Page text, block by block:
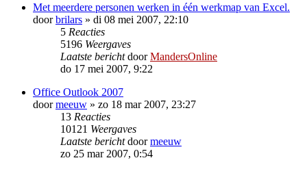
Met meerdere personen werken in één werkmap van Excel.
doorbrilars » di 08 mei 2007, 22:10
5 Reacties
5196 Weergaves
Laatste berichtdoorMandersOnline
do 17 mei 2007, 9:22
Office Outlook 2007
doormeeuw » zo 18 mar 2007, 23:27
13 Reacties
10121 Weergaves
Laatste berichtdoormeeuw
zo 25 mar 2007, 0:54